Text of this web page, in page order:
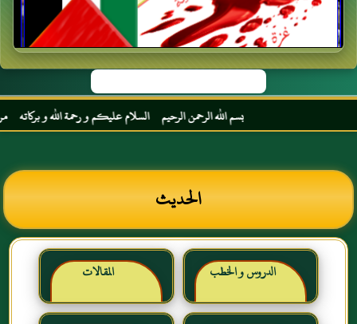
بسم الله الرحمن الرحيم السلام عليكم و رحمة الله و بركاته
الحديث
الدروس و الخطب المقالات